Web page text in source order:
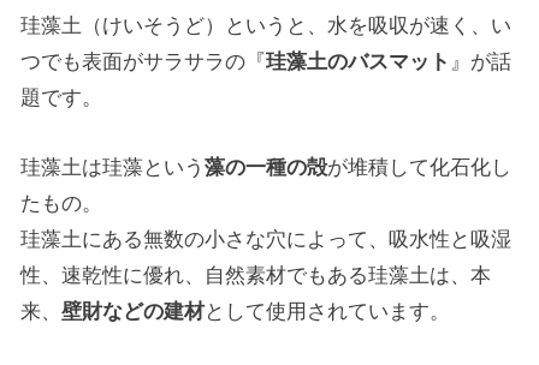
珪藻土（けいそうど）というと、水を吸収が速く、い
つでも表面がサラサラの『珪藻土のバスマット 』が話
題です。
珪藻土は珪藻という藻の一種の殻が堆積して化石化し
たもの。
珪藻土にある無数の小さな穴によって、吸水性と吸湿
性、速乾性に優れ、自然素材でもある珪藻土は、本
来、壁財などの建材として使用されています。